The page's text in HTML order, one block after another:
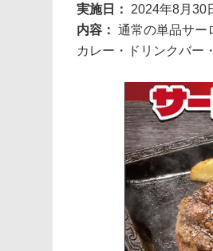
実施日： 2024年8月30
内容： 通常の単品サー
カレー・ドリンクバー